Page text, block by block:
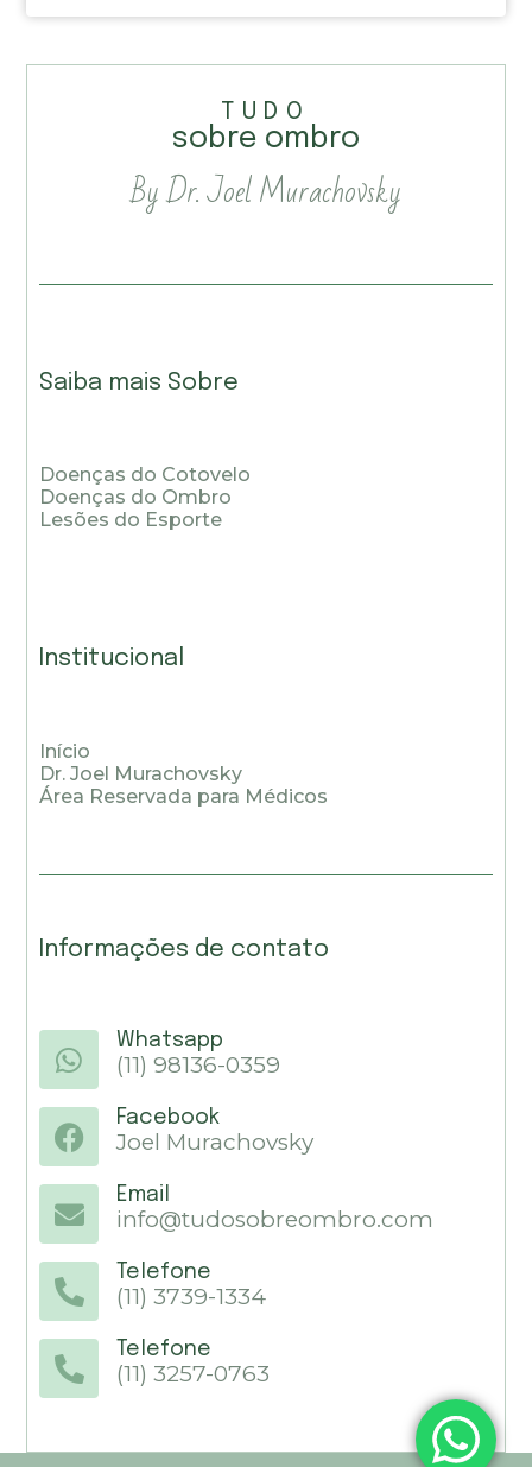
TUDO
sobre ombro
By Dr. Joel Murachovsky
Saiba mais Sobre
Doenças do Cotovelo
Doenças do Ombro
Lesões do Esporte
Institucional
Início
Dr. Joel Murachovsky
Área Reservada para Médicos
Informações de contato
Whatsapp
(11) 98136-0359
Facebook
Joel Murachovsky
Email
info@tudosobreombro.com
Telefone
(11) 3739-1334
Telefone
(11) 3257-0763